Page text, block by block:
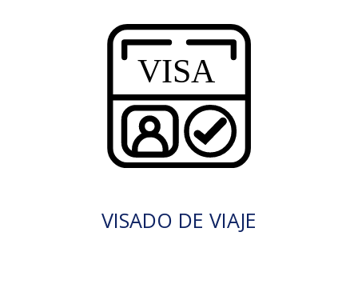
VISADO DE VIAJE